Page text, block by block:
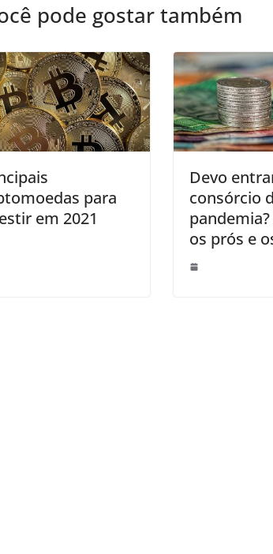
pode gostar também
para
em 2021
Devo
consórcio
os prós e